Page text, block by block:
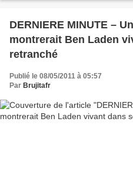
DERNIERE MINUTE –
montrerait Ben Laden
retranché
Publié le 08/05/2011 à 05:57
Par Brujitafr